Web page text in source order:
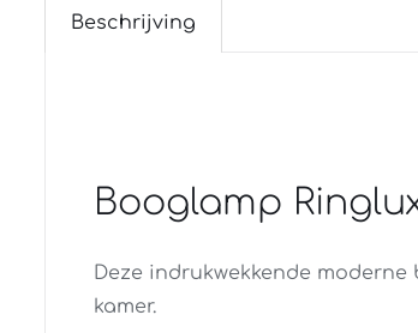
Beschrijving
Booglamp
Deze indrukwekkende
kamer.